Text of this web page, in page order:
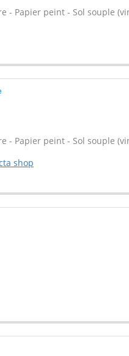
- Papier peint - Sol souple
- Papier peint - Sol souple
shop